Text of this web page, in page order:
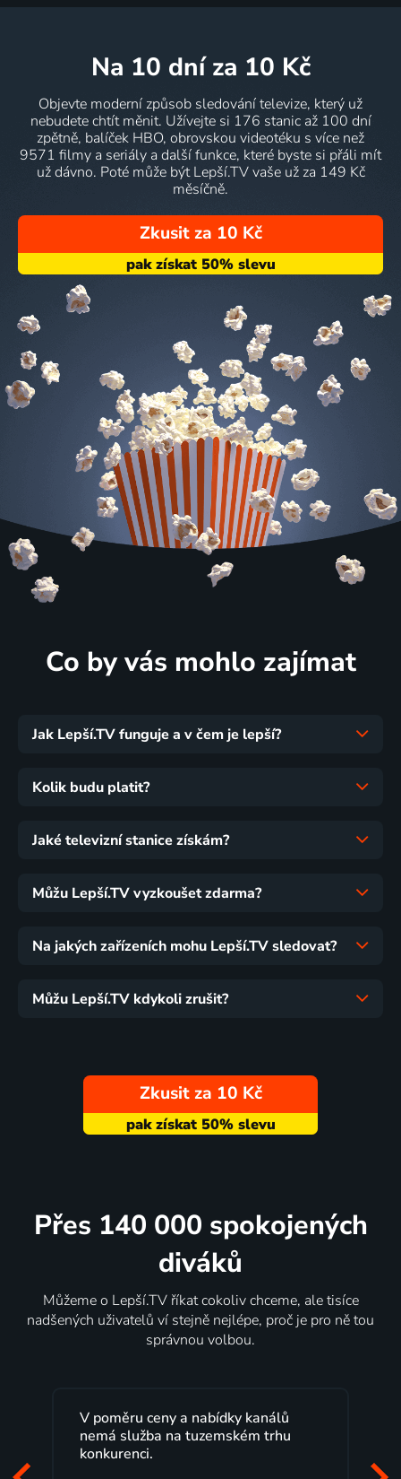
na 10 dní za 10 Kč
Objevte moderní způsob sledování televize, který už
nebudete chtít měnit. Užívejte si 176 stanic až 100 dní
zpětně, balíček HBO, obrovskou videotéku s více než
9571 filmy a seriály a další funkce, které byste si přáli mít
už dávno. Poté může být Lepší.TV vaše už za 149 Kč
měsíčně.
Zkusit za 10 Kč
Co by vás mohlo zajímat
Jak Lepší.TV funguje a v čem je lepší?
Kolik budu platit?
Jaké televizní stanice získám?
Můžu Lepší.TV vyzkoušet zdarma?
Na jakých zařízeních mohu Lepší.TV sledovat?
Můžu Lepší.TV kdykoli zrušit?
Zkusit za 10 Kč
Přes 140 000 spokojených
diváků
Můžeme o Lepší.TV říkat cokoliv chceme, ale tisíce
nadšených uživatelů ví stejně nejlépe, proč je pro ně tou
správnou volbou.
V poměru ceny a nabídky kanálů
nemá služba na tuzemském trhu
konkurenci.